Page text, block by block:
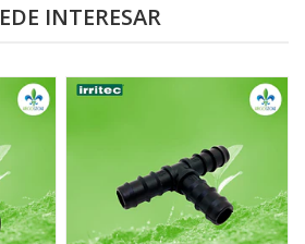
INTERESAR